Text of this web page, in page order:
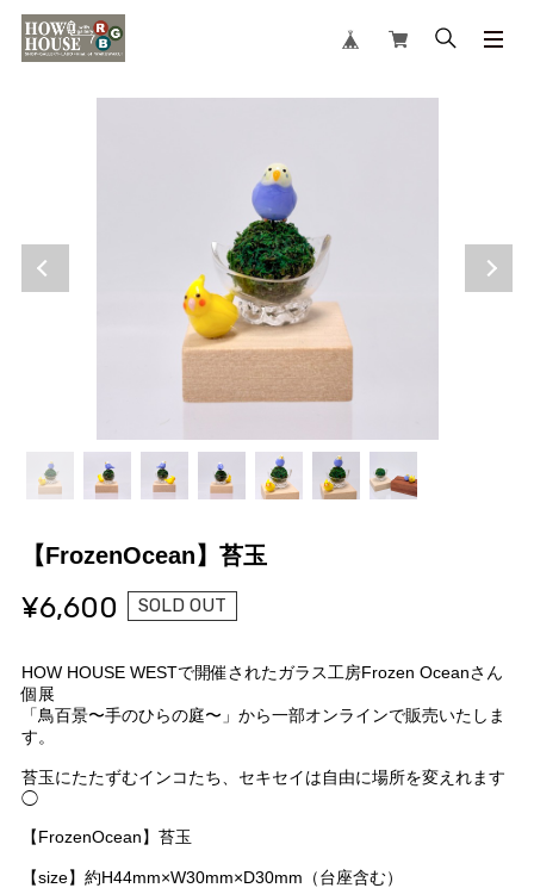
【FrozenOcean】苔玉
¥6,600 SOLD OUT
HOW HOUSE WESTで開催されたガラス工房Frozen Oceanさん
個展
「鳥百景〜手のひらの庭〜」から一部オンラインで販売いたしま
す。
苔玉にたたずむインコたち、セキセイは自由に場所を変えれます
◯
【FrozenOcean】苔玉
【size】約H44mm×W30mm×D30mm（台座含む）